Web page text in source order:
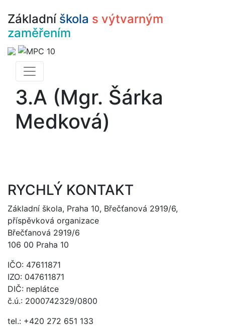
Základní škola s výtvarným
zaměřením
3.A (Mgr. Šárka
Medková)
RYCHLÝ KONTAKT
Základní škola, Praha 10, Břečťanová 2919/6,
příspěvková organizace
Břečťanová 2919/6
106 00 Praha 10
IČO: 47611871
IZO: 047611871
DIČ: neplátce
č.ú.: 2000742329/0800
tel.: +420 272 651 133